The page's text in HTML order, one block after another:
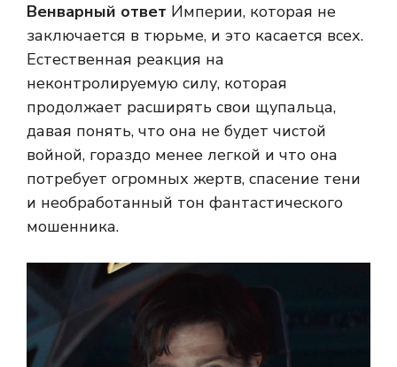
Венварный ответ Империи, которая не
заключается в тюрьме, и это касается всех.
Естественная реакция на
неконтролируемую силу, которая
продолжает расширять свои щупальца,
давая понять, что она не будет чистой
войной, гораздо менее легкой и что она
потребует огромных жертв, спасение тени
и необработанный тон фантастического
мошенника.